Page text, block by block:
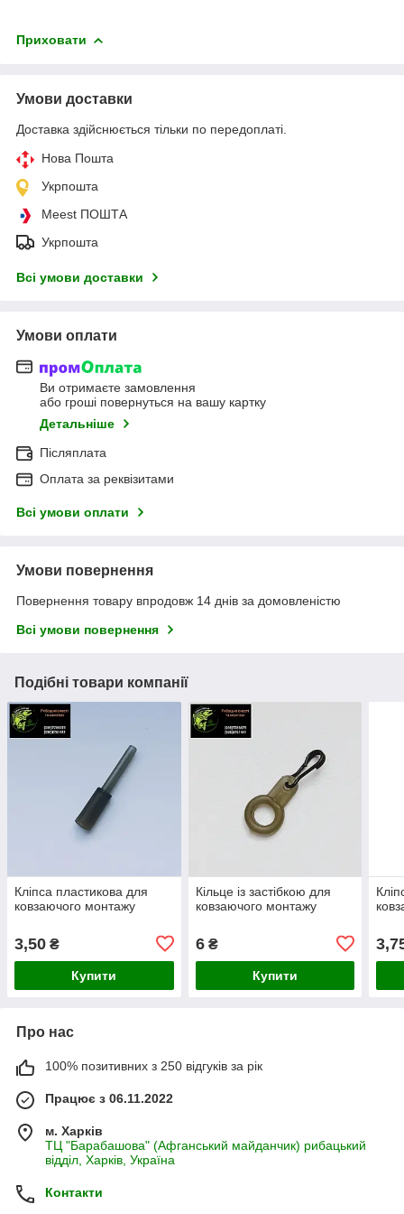
Приховати
Умови доставки
Доставка здійснюється тільки по передоплаті.
Нова Пошта
Укрпошта
Meest ПОШТА
Укрпошта
Всі умови доставки
Умови оплати
Ви отримаєте замовлення
або гроші повернуться на вашу картку
Детальніше
Післяплата
Оплата за реквізитами
Всі умови оплати
Умови повернення
Повернення товару впродовж 14 днів за домовленістю
Всі умови повернення
Подібні товари компанії
Кліпса пластикова для
ковзаючого монтажу
3,50 ₴
Купити
Кільце із застібкою для
ковзаючого монтажу
6₴
Купити
Про нас
100% позитивних з 250 відгуків за рік
Працює з 06.11.2022
м. Харків
ТЦ "Барабашова" (Афганський майданчик) рибацький
відділ, Харків, Україна
Контакти